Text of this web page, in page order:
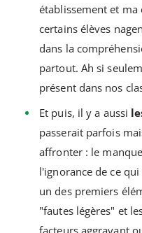
établissement et ma
certains élèves
dans la
partout. Ah si
présent dans nos
Et puis, il y a aussi
passerait parfois
affronter : le
l'ignorance de ce
un des premiers
"fautes légères" et
facteurs aggravant